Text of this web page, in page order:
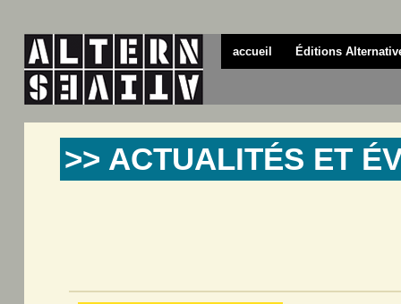
accueil Éditions
>> ACTUALITÉS ET